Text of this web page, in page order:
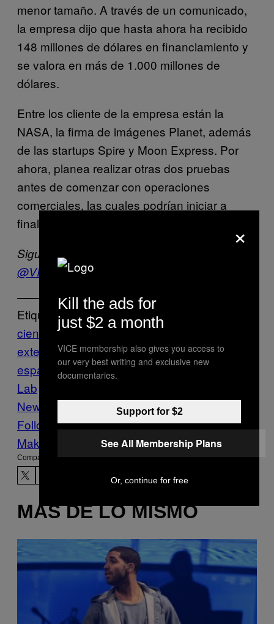
menor tamaño. A través de un comunicado,
la empresa dijo que hasta ahora ha recibido
148 millones de dólares en financiamiento y
se valora en más de 1.000 millones de
dólares.
Entre los cliente de la empresa están la
NASA, la firma de imágenes Planet, además
de las startups Spire y Moon Express. Por
ahora, planea realizar otras dos pruebas
antes de comenzar con operaciones
comerciales, las cuales podrían iniciar a
finales de este año.
Sigue a VICE News En Español en Twitter:
@VICENewsEs
Etiquetado:
ciencia
ciencia y tecnologia
exterior
lanzamiento
espacial nasa órbita
Rocket
Lab
News
Αστρονομία
Follow Us On Discover
Make Us Preferred In Top Stories
Compartir:
MÁS DE LO MISMO
×
Kill the ads for
just $2 a month
VICE membership also gives you access to
our very best writing and exclusive new
documentaries.
Support for $2
See All Membership Plans
Or, continue for free